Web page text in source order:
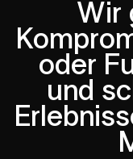
Wir
oder
und